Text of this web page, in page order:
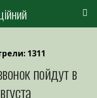
1311
пойдут в